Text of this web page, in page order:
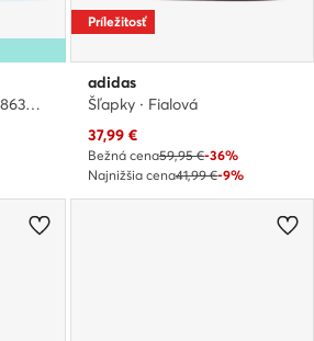
Šľapky · adilette W GX8639 · Modrá
Príležitosť
adidas
Šľapky · Fialová
Aktuálna cena
37,99 €
Bežná cena59,95 €-36%
Najnižšia cena41,99 €-9%